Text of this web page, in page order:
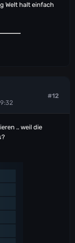
Welt halt einfach
#12
.. weil die